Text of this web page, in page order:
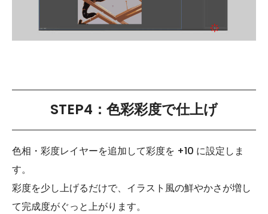
STEP4：色彩彩度で仕上げ
色相・彩度レイヤーを追加して彩度を +10 に設定しま
す。
彩度を少し上げるだけで、イラスト風の鮮やかさが増し
て完成度がぐっと上がります。